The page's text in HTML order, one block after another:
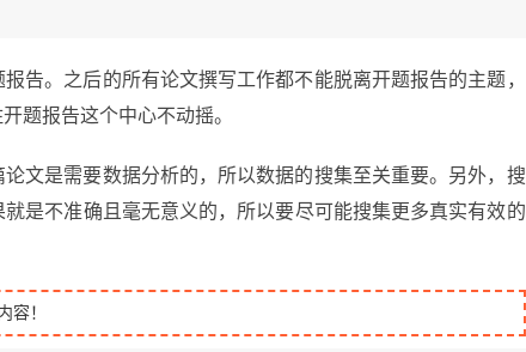
告。之后的所有论文撰写工作都不能脱离开题报告的主题，
题报告这个中心不动摇。
文是需要数据分析的，所以数据的搜集至关重要。另外，搜
是不准确且毫无意义的，所以要尽可能搜集更多真实有效的
容！